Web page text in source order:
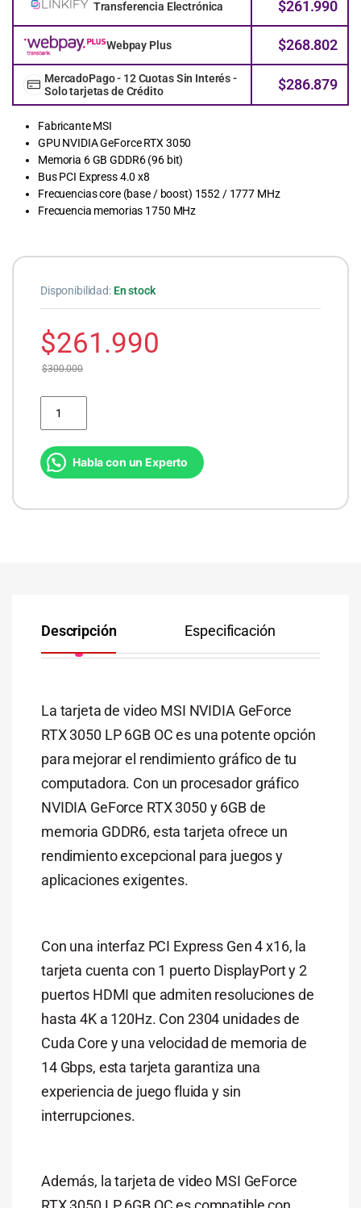
Transferencia Electrónica $261.990
Webpay Plus $268.802
MercadoPago - 12 Cuotas Sin Interés -
Solo tarjetas de Crédito
$286.879
Fabricante MSI
GPU NVIDIA GeForce RTX 3050
Memoria 6 GB GDDR6 (96 bit)
Bus PCI Express 4.0 x8
Frecuencias core (base / boost) 1552 / 1777 MHz
Frecuencia memorias 1750 MHz
Disponibilidad: En stock
$261.990
$300.000
Habla con un Experto
Descripción Especificación
La tarjeta de video MSI NVIDIA GeForce
RTX 3050 LP 6GB OC es una potente opción
para mejorar el rendimiento gráfico de tu
computadora. Con un procesador gráfico
NVIDIA GeForce RTX 3050 y 6GB de
memoria GDDR6, esta tarjeta ofrece un
rendimiento excepcional para juegos y
aplicaciones exigentes.
Con una interfaz PCI Express Gen 4 x16, la
tarjeta cuenta con 1 puerto DisplayPort y 2
puertos HDMI que admiten resoluciones de
hasta 4K a 120Hz. Con 2304 unidades de
Cuda Core y una velocidad de memoria de
14 Gbps, esta tarjeta garantiza una
experiencia de juego fluida y sin
interrupciones.
Además, la tarjeta de video MSI GeForce